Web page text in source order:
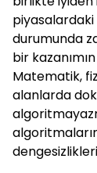
piyasalardaki
durumunda
bir
Matematik,
alanlarda